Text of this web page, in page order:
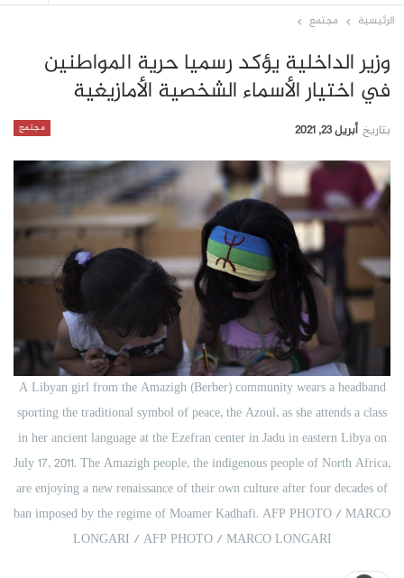
الرئيسية مجتمع
وزير الداخلية يؤكد رسميا حرية المواطنين
في اختيار الأسماء الشخصية الأمازيغية
مجتمع بتاريخ أبريل 23, 2021
A Libyan girl from the Amazigh (Berber) community wears a headband
sporting the traditional symbol of peace, the Azoul, as she attends a class
in her ancient language at the Ezefran center in Jadu in eastern Libya on
July 17, 2011. The Amazigh people, the indigenous people of North Africa,
are enjoying a new renaissance of their own culture after four decades of
ban imposed by the regime of Moamer Kadhafi. AFP PHOTO / MARCO
LONGARI / AFP PHOTO / MARCO LONGARI